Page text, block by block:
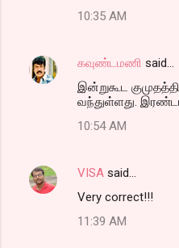
10:35 AM
கவுண்டமணி said…
இன்றுகூட
வந்துள்ளது.
10:54 AM
VISA said…
Very correct!!!
11:39 AM